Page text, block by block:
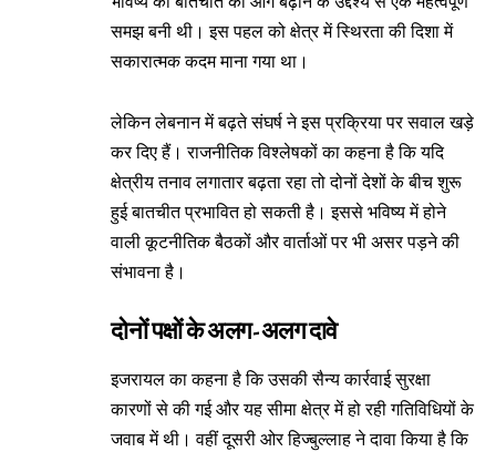
समझ बनी थी। इस पहल को क्षेत्र में स्थिरता की दिशा में
सकारात्मक कदम माना गया था।
लेकिन लेबनान में बढ़ते संघर्ष ने इस प्रक्रिया पर सवाल खड़े
कर दिए हैं। राजनीतिक विश्लेषकों का कहना है कि यदि
क्षेत्रीय तनाव लगातार बढ़ता रहा तो दोनों देशों के बीच शुरू
हुई बातचीत प्रभावित हो सकती है। इससे भविष्य में होने
वाली कूटनीतिक बैठकों और वार्ताओं पर भी असर पड़ने की
संभावना है।
दोनों पक्षों के अलग-अलग दावे
इजरायल का कहना है कि उसकी सैन्य कार्रवाई सुरक्षा
कारणों से की गई और यह सीमा क्षेत्र में हो रही गतिविधियों के
जवाब में थी। वहीं दूसरी ओर हिज्बुल्लाह ने दावा किया है कि